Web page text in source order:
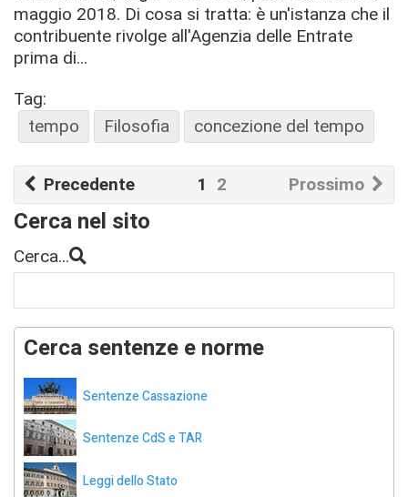
maggio 2018. Di cosa si tratta: è un'istanza che il
contribuente rivolge all'Agenzia delle Entrate
prima di...
Tag:
tempo
Filosofia concezione del tempo
Precedente Prossimo
1 2
Cerca nel sito
Cerca...
Cerca sentenze e norme
Sentenze Cassazione
Sentenze CdS e TAR
Leggi dello Stato